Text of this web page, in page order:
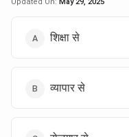
शिक्षा से
व्यापार से